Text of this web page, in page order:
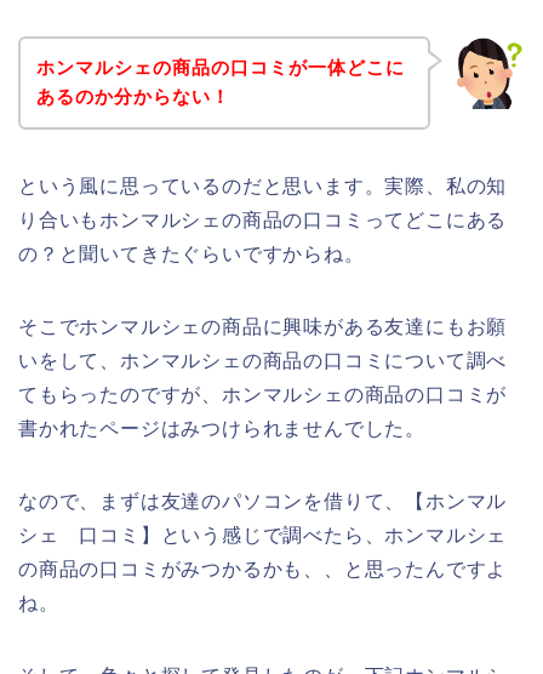
ホンマルシェの商品の口コミが一体どこに
あるのか分からない！
という風に思っているのだと思います。実際、私の知
り合いもホンマルシェの商品の口コミってどこにある
の？と聞いてきたぐらいですからね。
そこでホンマルシェの商品に興味がある友達にもお願
いをして、ホンマルシェの商品の口コミについて調べ
てもらったのですが、ホンマルシェの商品の口コミが
書かれたページはみつけられませんでした。
なので、まずは友達のパソコンを借りて、【ホンマル
シェ 口コミ】という感じで調べたら、ホンマルシェ
の商品の口コミがみつかるかも、、と思ったんですよ
ね。